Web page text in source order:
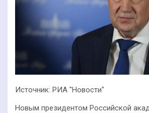
Источник: РИА "Новости"
Новым президентом Российской